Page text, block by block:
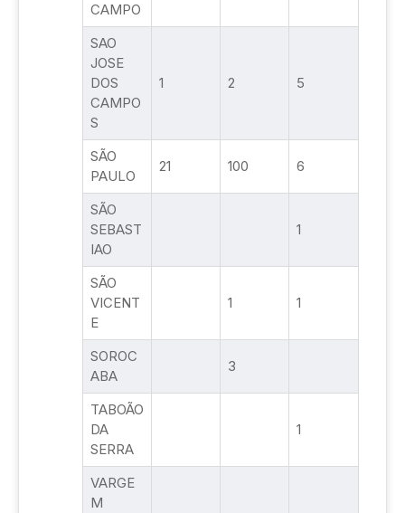
CAMPO
SAO
JOSE
DOS
CAMPO
S
1 2 5
SÃO
PAULO
21 100 6
SÃO
SEBAST
IAO
1
SÃO
VICENT
E
1 1
SOROC
ABA
3
TABOÃO
DA
SERRA
1
VARGE
M